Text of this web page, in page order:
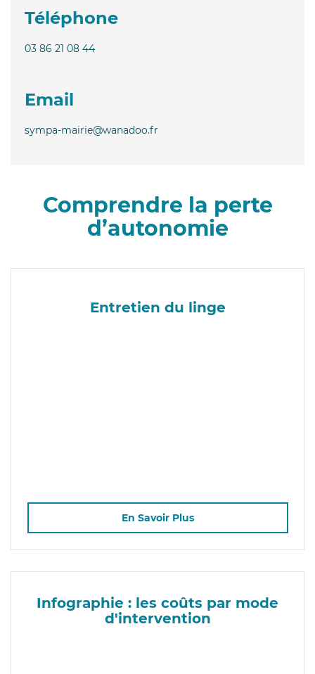
Téléphone
03 86 21 08 44
Email
sympa-mairie@wanadoo.fr
Comprendre la perte
d’autonomie
Entretien du linge
En Savoir Plus
Infographie : les coûts par mode
d'intervention